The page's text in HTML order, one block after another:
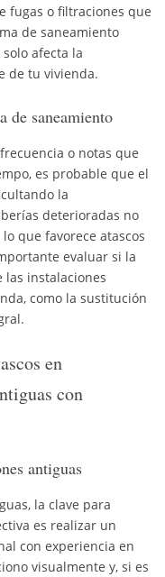
fugas o filtraciones que
de saneamiento
afecta la
de tu vivienda.
de saneamiento
o notas que
es probable que el
la
deterioradas no
que favorece atascos
evaluar si la
las instalaciones
como la sustitución
en
con
antiguas
la clave para
es realizar un
con experiencia en
visualmente y, si es